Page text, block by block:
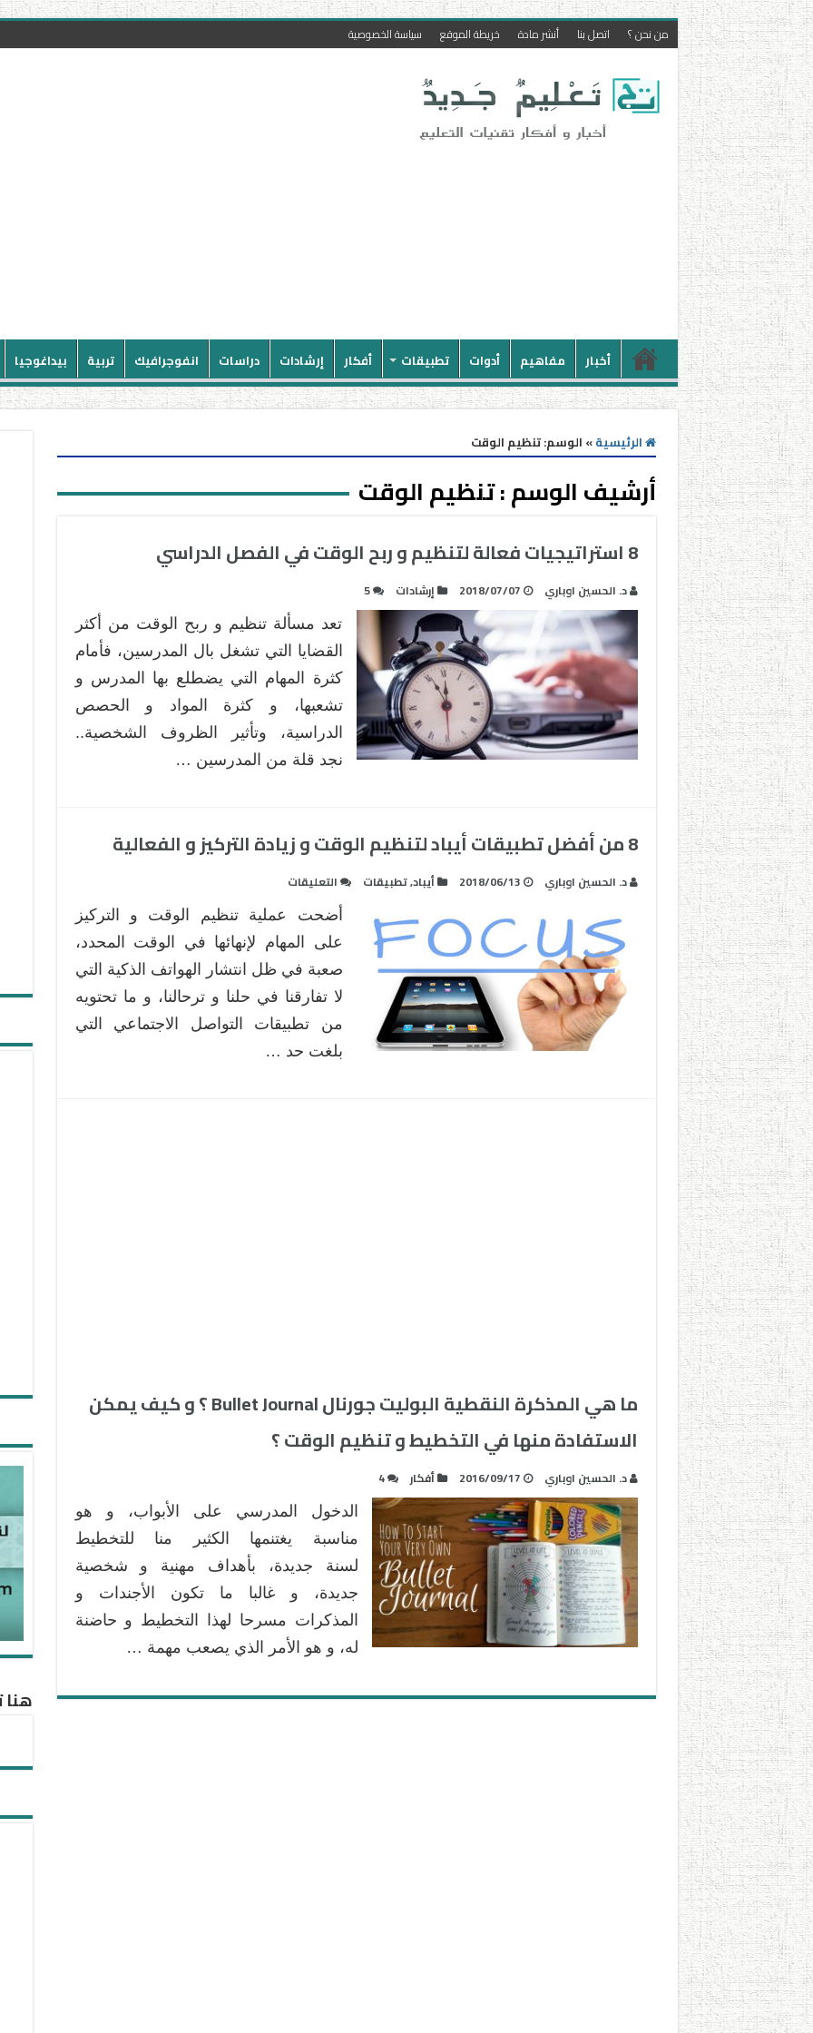
من نحن ؟ اتصل بنا أنشر مادة خريطة الموقع سياسة الخصوصية
أخبار مفاهيم أدوات تطبيقات أفكار إرشادات دراسات انفوجرافيك تربية بيداغوجيا
الرئيسية» الوسم:تنظيم الوقت
أرشيف الوسم :تنظيم الوقت
8 استراتيجيات فعالة لتنظيم و ربح الوقت في الفصل الدراسي
د. الحسين اوباري 2018/07/07 إرشادات 5
تعد مسألة تنظيم و ربح الوقت من أكثر
القضايا التي تشغل بال المدرسين، فأمام
كثرة المهام التي يضطلع بها المدرس و
تشعبها، و كثرة المواد و الحصص
الدراسية، وتأثير الظروف الشخصية..
نجد قلة من المدرسين …
8 من أفضل تطبيقات أيباد لتنظيم الوقت و زيادة التركيز و الفعالية
د. الحسين اوباري 2018/06/13 أيباد,تطبيقات التعليقات
من
أفضل
تطبيقات
أيباد
لتنظيم
الوقت
أضحت عملية تنظيم الوقت و التركيز
على المهام لإنهائها في الوقت المحدد،
صعبة في ظل انتشار الهواتف الذكية التي
لا تفارقنا في حلنا و ترحالنا، و ما تحتويه
من تطبيقات التواصل الاجتماعي التي
بلغت حد …
ما هي المذكرة النقطية البوليت جورنال Bullet Journal ؟ و كيف يمكن
الاستفادة منها في التخطيط و تنظيم الوقت ؟
د. الحسين اوباري 2016/09/17 أفكار 4
الدخول المدرسي على الأبواب، و هو
مناسبة يغتنمها الكثير منا للتخطيط
لسنة جديدة، بأهداف مهنية و شخصية
جديدة، و غالبا ما تكون الأجندات و
المذكرات مسرحا لهذا التخطيط و حاضنة
له، و هو الأمر الذي يصعب مهمة …
هنا